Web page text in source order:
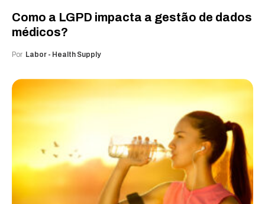
Como a LGPD impacta a gestão de dados
médicos?
Por Labor - Health Supply